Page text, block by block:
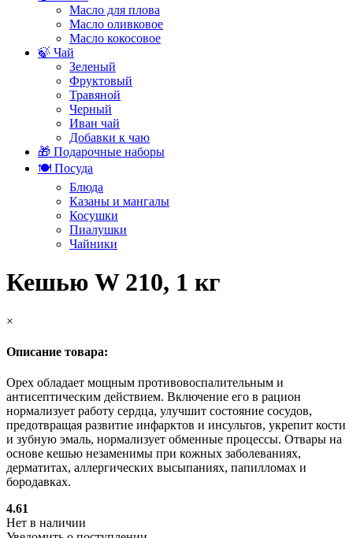
Масло для плова
Масло оливковое
Масло кокосовое
🍃 Чай
Зеленый
Фруктовый
Травяной
Черный
Иван чай
Добавки к чаю
🎁 Подарочные наборы
🍽️ Посуда
Блюда
Казаны и мангалы
Косушки
Пиалушки
Чайники
Кешью W 210, 1 кг
×
Описание товара:
Орех обладает мощным противовоспалительным и
антисептическим действием. Включение его в рацион
нормализует работу сердца, улучшит состояние сосудов,
предотвращая развитие инфарктов и инсультов, укрепит кости
и зубную эмаль, нормализует обменные процессы. Отвары на
основе кешью незаменимы при кожных заболеваниях,
дерматитах, аллергических высыпаниях, папилломах и
бородавках.
4.61
Нет в наличии